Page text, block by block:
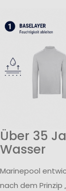
Über 35
Wasser
Marinepool
nach dem Prinzip